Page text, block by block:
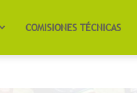
COMISIONES TÉCNICAS